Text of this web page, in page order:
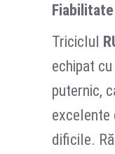
Triciclul
echipat
puternic,
excelente
dificile.